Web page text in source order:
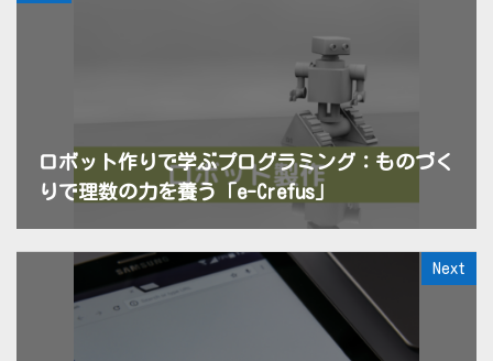
ロボット作りで学ぶプログラミング：ものづく
りで理数の力を養う「e-Crefus」
Next